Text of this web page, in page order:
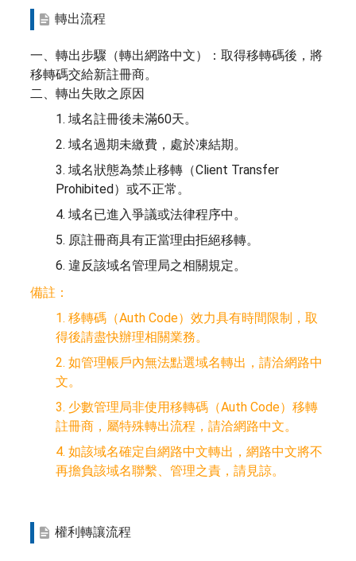
轉出流程
一、轉出步驟（轉出網路中文）：取得移轉碼後，將
移轉碼交給新註冊商。
二、轉出失敗之原因
1. 域名註冊後未滿60天。
2. 域名過期未繳費，處於凍結期。
3. 域名狀態為禁止移轉（Client Transfer
Prohibited）或不正常。
4. 域名已進入爭議或法律程序中。
5. 原註冊商具有正當理由拒絕移轉。
6. 違反該域名管理局之相關規定。
備註：
1. 移轉碼（Auth Code）效力具有時間限制，取
得後請盡快辦理相關業務。
2. 如管理帳戶內無法點選域名轉出，請洽網路中
文。
3. 少數管理局非使用移轉碼（Auth Code）移轉
註冊商，屬特殊轉出流程，請洽網路中文。
4. 如該域名確定自網路中文轉出，網路中文將不
再擔負該域名聯繫、管理之責，請見諒。
權利轉讓流程